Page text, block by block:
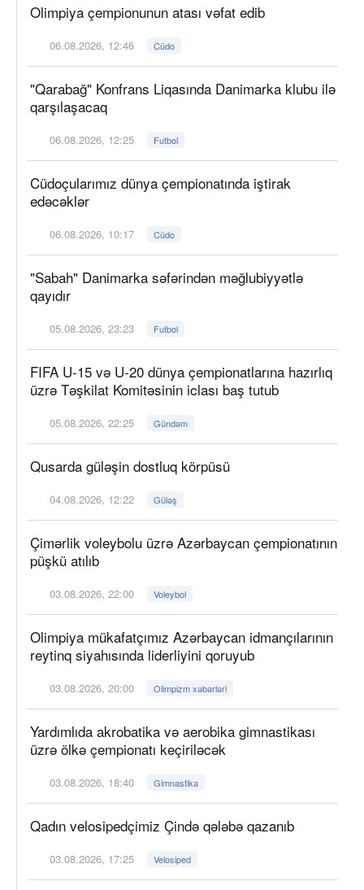
Olimpiya çempionunun atası vəfat edib
06.08.2026, 12:46 Cüdo
"Qarabağ" Konfrans Liqasında Danimarka klubu ilə
qarşılaşacaq
06.08.2026, 12:25 Futbol
Cüdoçularımız dünya çempionatında iştirak
edəcəklər
06.08.2026, 10:17 Cüdo
"Sabah" Danimarka səfərindən məğlubiyyətlə
qayıdır
05.08.2026, 23:23 Futbol
FIFA U-15 və U-20 dünya çempionatlarına hazırlıq
üzrə Təşkilat Komitəsinin iclası baş tutub
05.08.2026, 22:25 Gündəm
Qusarda güləşin dostluq körpüsü
04.08.2026, 12:22 Güləş
Çimərlik voleybolu üzrə Azərbaycan çempionatının
püşkü atılıb
03.08.2026, 22:00 Voleybol
Olimpiya mükafatçımız Azərbaycan idmançılarının
reytinq siyahısında liderliyini qoruyub
03.08.2026, 20:00 Olimpizm xəbərləri
Yardımlıda akrobatika və aerobika gimnastikası
üzrə ölkə çempionatı keçiriləcək
03.08.2026, 18:40 Gimnastika
Qadın velosipedçimiz Çində qələbə qazanıb
03.08.2026, 17:25 Velosiped